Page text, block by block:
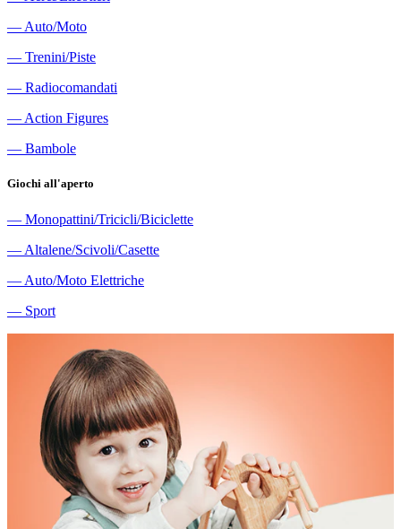
― Auto/Moto
― Trenini/Piste
― Radiocomandati
― Action Figures
― Bambole
Giochi all'aperto
― Monopattini/Tricicli/Biciclette
― Altalene/Scivoli/Casette
― Auto/Moto Elettriche
― Sport